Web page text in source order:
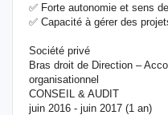
✅ Forte autonomie et sens
✅ Capacité à gérer des
Société privé
Bras droit de Direction –
organisationnel
CONSEIL & AUDIT
juin 2016 - juin 2017 (1 an)